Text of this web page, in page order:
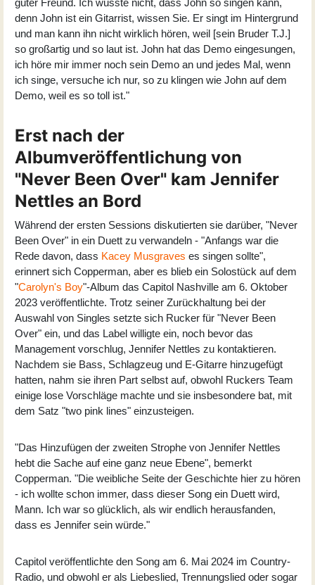
denn John ist ein Gitarrist, wissen Sie. Er singt im Hintergrund
und man kann ihn nicht wirklich hören, weil [sein Bruder T.J.]
so großartig und so laut ist. John hat das Demo eingesungen,
ich höre mir immer noch sein Demo an und jedes Mal, wenn
ich singe, versuche ich nur, so zu klingen wie John auf dem
Demo, weil es so toll ist."
Erst nach der
Albumveröffentlichung von
"Never Been Over" kam Jennifer
Nettles an Bord
Während der ersten Sessions diskutierten sie darüber, "Never
Been Over" in ein Duett zu verwandeln - "Anfangs war die
Rede davon, dass Kacey Musgraves es singen sollte",
erinnert sich Copperman, aber es blieb ein Solostück auf dem
"Carolyn's Boy"-Album das Capitol Nashville am 6. Oktober
2023 veröffentlichte. Trotz seiner Zurückhaltung bei der
Auswahl von Singles setzte sich Rucker für "Never Been
Over" ein, und das Label willigte ein, noch bevor das
Management vorschlug, Jennifer Nettles zu kontaktieren.
Nachdem sie Bass, Schlagzeug und E-Gitarre hinzugefügt
hatten, nahm sie ihren Part selbst auf, obwohl Ruckers Team
einige lose Vorschläge machte und sie insbesondere bat, mit
dem Satz "two pink lines" einzusteigen.
"Das Hinzufügen der zweiten Strophe von Jennifer Nettles
hebt die Sache auf eine ganz neue Ebene", bemerkt
Copperman. "Die weibliche Seite der Geschichte hier zu hören
- ich wollte schon immer, dass dieser Song ein Duett wird,
Mann. Ich war so glücklich, als wir endlich herausfanden,
dass es Jennifer sein würde."
Capitol veröffentlichte den Song am 6. Mai 2024 im Country-
Radio, und obwohl er als Liebeslied, Trennungslied oder sogar